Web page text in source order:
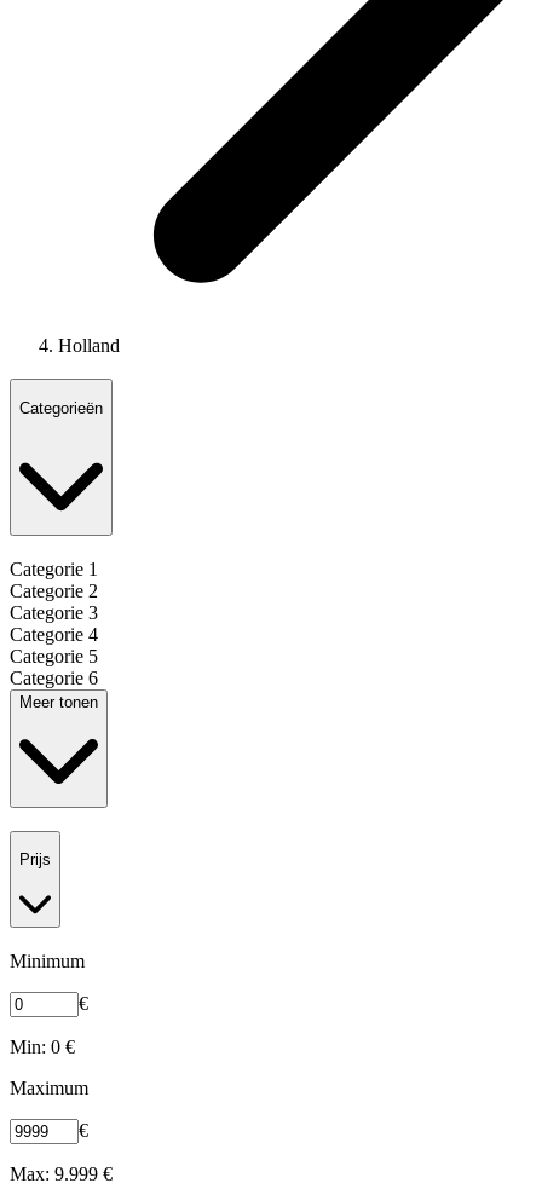
Holland
Categorieën
Categorie 1
Categorie 2
Categorie 3
Categorie 4
Categorie 5
Categorie 6
Meer tonen
Prijs
Minimum
€
Min: 0 €
Maximum
€
Max: 9.999 €